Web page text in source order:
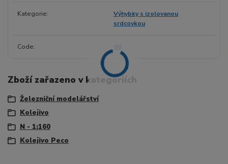
Kategorie
Výhybky s izolovanou
srdcovkou
Code
Zboží zařazeno v kategoriích
Železniční modelářství
Kolejivo
N - 1:160
Kolejivo Peco